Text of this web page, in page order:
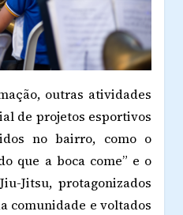
outras atividades
de projetos esportivos
no bairro, como o
que a boca come” e o
Jitsu, protagonizados
comunidade e voltados